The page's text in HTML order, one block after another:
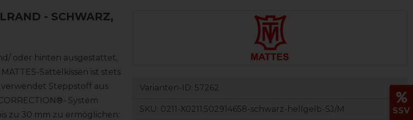
- SCHWARZ,
oder hinten ausgestattet,
Sattelkissen ist stets
verwendet Steppstoff aus
System
zu 30 mm zu ermöglichen:
Varianten-ID: 57262
SKU: 0211-X0211;502914658-schwarz-hellgelb-SJ/M SSV